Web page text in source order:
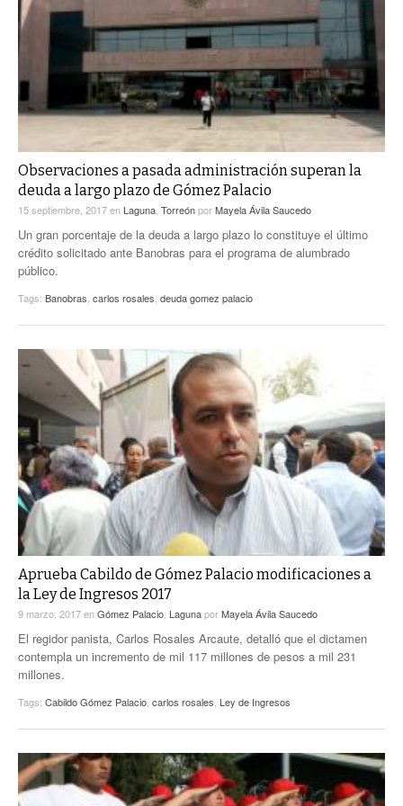
Observaciones a pasada administración superan la
deuda a largo plazo de Gómez Palacio
15 septiembre, 2017en Laguna TorreónporMayela Ávila Saucedo
Un gran porcentaje de la deuda a largo plazo lo constituye el último
crédito solicitado ante Banobras para el programa de alumbrado
público.
Tags: Banobras carlos rosales deuda gomez palacio
Aprueba Cabildo de Gómez Palacio modificaciones a
la Ley de Ingresos 2017
9 marzo, 2017enGómez Palacio, LagunaporMayela Ávila Saucedo
El regidor panista, Carlos Rosales Arcaute, detalló que el dictamen
contempla un incremento de mil 117 millones de pesos a mil 231
millones.
Tags: Cabildo Gómez Palacio, carlos rosales, Ley de Ingresos